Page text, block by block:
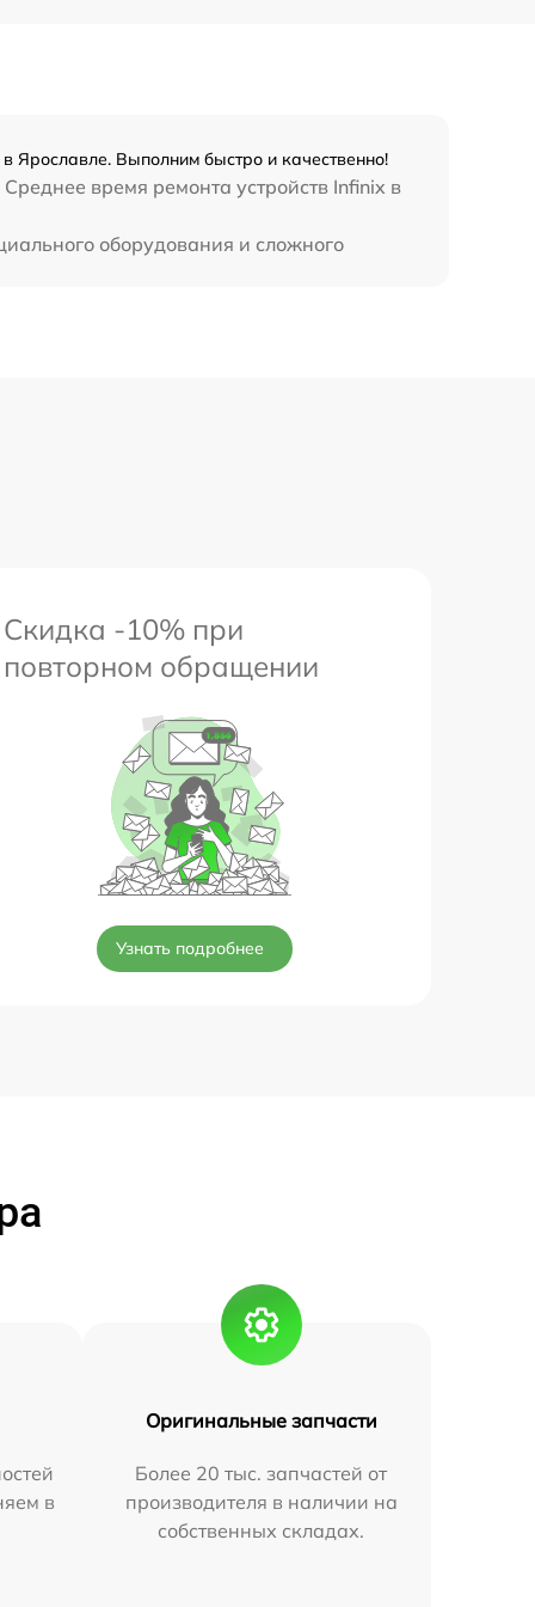
1750 р
Ярославле. Выполним быстро и качественно!
время ремонта устройств Infinix в
оборудования и сложного
Скидка -10% при
повторном обращении
Узнать подробнее
в
Оригинальные запчасти
Более 20 тыс. запчастей от
производителя в наличии на
собственных складах.